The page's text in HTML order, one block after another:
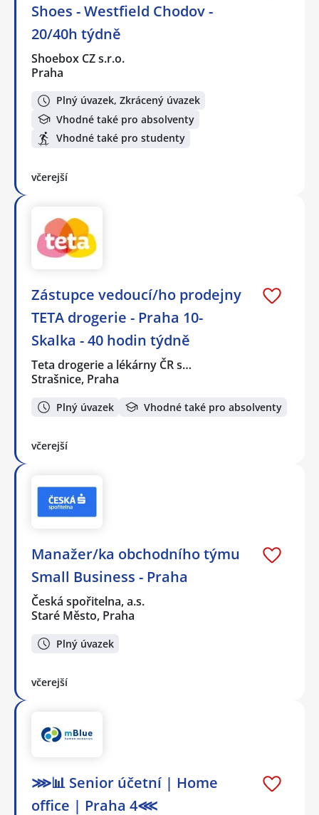
Shoes - Westfield Chodov -
20/40h týdně
Shoebox CZ s.r.o.
Praha
Plný úvazek, Zkrácený úvazek
Vhodné také pro absolventy
Vhodné také pro studenty
včerejší
Zástupce vedoucí/ho prodejny
TETA drogerie - Praha 10-
Skalka - 40 hodin týdně
Teta drogerie a lékárny ČR s…
Strašnice, Praha
Plný úvazek Vhodné také pro absolventy
včerejší
Manažer/ka obchodního týmu
Small Business - Praha
Česká spořitelna, a.s.
Staré Město, Praha
Plný úvazek
včerejší
⋙📊 Senior účetní | Home
office | Praha 4⋘